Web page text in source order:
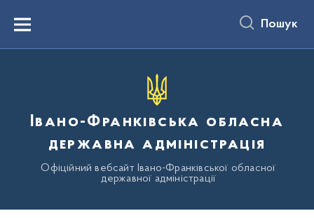
вмістуMenu Пошук
Івано-Франківська обласна
державна адміністрація
Офіційний вебсайт Івано-Франківської обласної
державної адміністрації